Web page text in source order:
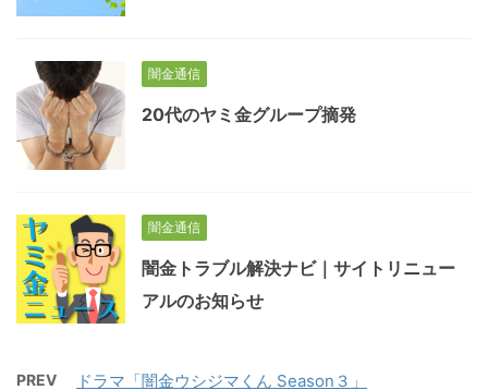
闇金通信
20代のヤミ金グループ摘発
闇金通信
闇金トラブル解決ナビ｜サイトリニュー
アルのお知らせ
PREV ドラマ「闇金ウシジマくん Season３」